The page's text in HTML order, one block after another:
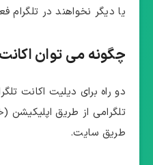
یا دیگر نخواهند در تلگرام
چگونه می توان اکانت
دو راه برای دیلیت اکانت
تلگرامی از طریق اپلیکیشن
طریق سایت.